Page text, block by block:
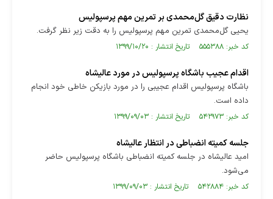
نظارت دقیق گل‌محمدی بر تمرین مهم پرسپولیس
یحیی گل‌محمدی تمرین مهم پرسپولیس را به دقت زیر نظر گرفت.
کد خبر: ۵۵۵۳۸۸ تاریخ انتشار : ۱۳۹۹/۱۰/۲۰
اقدام عجیب باشگاه پرسپولیس در مورد عالیشاه
باشگاه پرسپولیس اقدام عجیبی را در مورد بازیکن خاطی خود انجام
داده است.
کد خبر: ۵۴۲۹۷۳ تاریخ انتشار : ۱۳۹۹/۰۹/۰۳
جلسه کمیته انضباطی در انتظار عالیشاه
امید عالیشاه در جلسه کمیته انضباطی باشگاه پرسپولیس حاضر
می‌شود.
کد خبر: ۵۴۲۸۸۴ تاریخ انتشار : ۱۳۹۹/۰۹/۰۳